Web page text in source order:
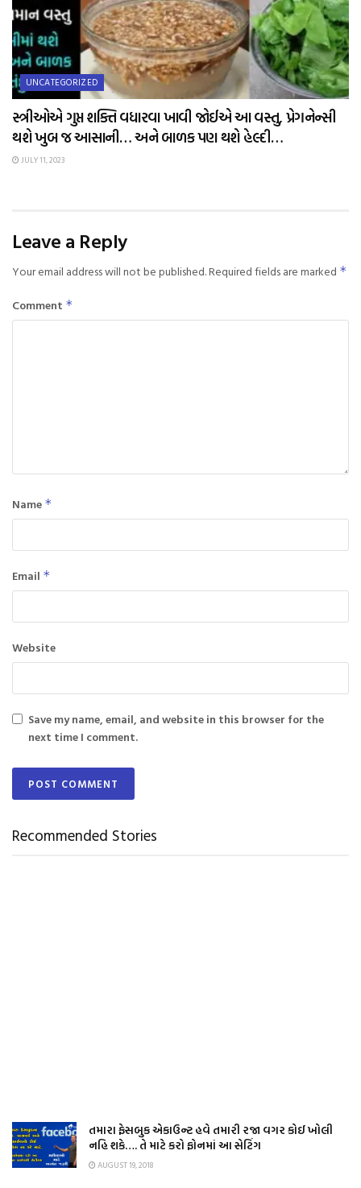
UNCATEGORIZED
સ્ત્રીઓએ ગુપ્ત શક્તિ વધારવા ખાવી જોઈએ આ વસ્તુ, પ્રેગનેન્સી
થશે ખુબ જ આસાની… અને બાળક પણ થશે હેલ્દી…
JULY 11, 2023
Leave a Reply
Your email address will not be published.Required fields are marked *
Comment *
Name *
Email *
Website
Save my name, email, and website in this browser for the
next time I comment.
Recommended Stories
તમારા ફેસબુક એકાઉન્ટ હવે તમારી રજા વગર કોઈ ખોલી
નહિ શકે…. તે માટે કરો ફોનમાં આ સેટિંગ
AUGUST 19, 2018